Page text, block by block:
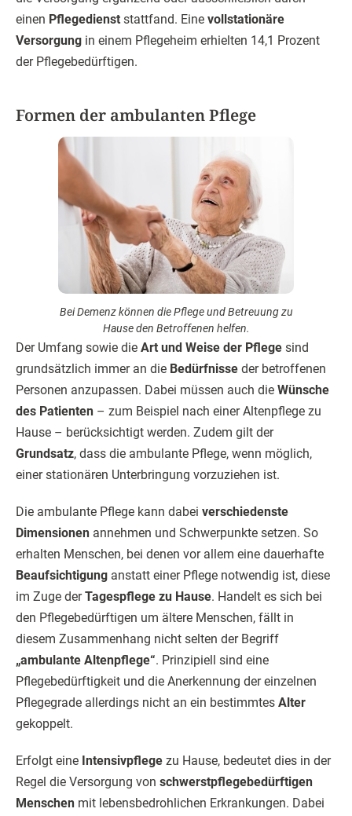
einen Pflegedienst stattfand. Eine vollstationäre
Versorgung in einem Pflegeheim erhielten 14,1 Prozent
der Pflegebedürftigen.
Formen der ambulanten Pflege
Bei Demenz können die Pflege und Betreuung zu
Hause den Betroffenen helfen.
Der Umfang sowie die Art und Weise der Pflege sind
grundsätzlich immer an die Bedürfnisse der betroffenen
Personen anzupassen. Dabei müssen auch die Wünsche
des Patienten – zum Beispiel nach einer Altenpflege zu
Hause – berücksichtigt werden. Zudem gilt der
Grundsatz, dass die ambulante Pflege, wenn möglich,
einer stationären Unterbringung vorzuziehen ist.
Die ambulante Pflege kann dabei verschiedenste
Dimensionen annehmen und Schwerpunkte setzen. So
erhalten Menschen, bei denen vor allem eine dauerhafte
Beaufsichtigung anstatt einer Pflege notwendig ist, diese
im Zuge derTagespflege zu Hause. Handelt es sich bei
den Pflegebedürftigen um ältere Menschen, fällt in
diesem Zusammenhang nicht selten der Begriff
„ambulante Altenpflege“. Prinzipiell sind eine
Pflegebedürftigkeit und die Anerkennung der einzelnen
Pflegegrade allerdings nicht an ein bestimmtes Alter
gekoppelt.
Erfolgt eine Intensivpflege zu Hause, bedeutet dies in der
Regel die Versorgung von schwerstpflegebedürftigen
Menschen mit lebensbedrohlichen Erkrankungen. Dabei